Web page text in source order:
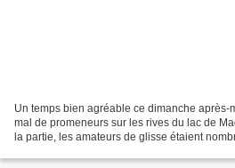
Un temps bien agréable ce dimanche après-
mal de promeneurs sur les rives du lac de
la partie, les amateurs de glisse étaient